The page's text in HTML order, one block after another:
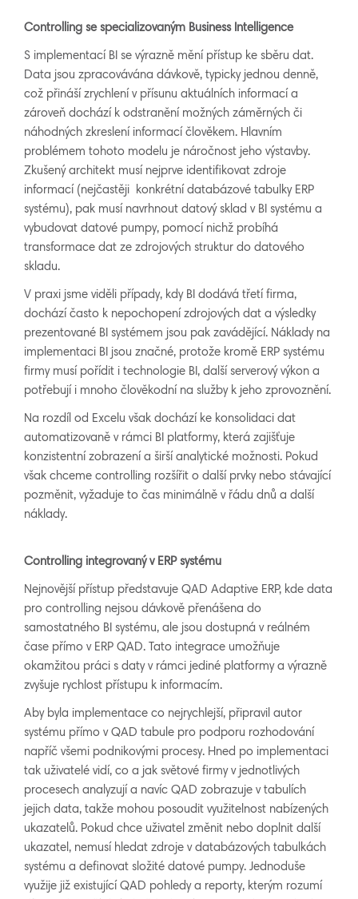
Controlling se specializovaným Business Intelligence
S implementací BI se výrazně mění přístup ke sběru dat.
Data jsou zpracovávána dávkově, typicky jednou denně,
což přináší zrychlení v přísunu aktuálních informací a
zároveň dochází k odstranění možných záměrných či
náhodných zkreslení informací člověkem. Hlavním
problémem tohoto modelu je náročnost jeho výstavby.
Zkušený architekt musí nejprve identifikovat zdroje
informací (nejčastěji konkrétní databázové tabulky ERP
systému), pak musí navrhnout datový sklad v BI systému a
vybudovat datové pumpy, pomocí nichž probíhá
transformace dat ze zdrojových struktur do datového
skladu.
V praxi jsme viděli případy, kdy BI dodává třetí firma,
dochází často k nepochopení zdrojových dat a výsledky
prezentované BI systémem jsou pak zavádějící. Náklady na
implementaci BI jsou značné, protože kromě ERP systému
firmy musí pořídit i technologie BI, další serverový výkon a
potřebují i mnoho člověkodní na služby k jeho zprovoznění.
Na rozdíl od Excelu však dochází ke konsolidaci dat
automatizovaně v rámci BI platformy, která zajišťuje
konzistentní zobrazení a širší analytické možnosti. Pokud
však chceme controlling rozšířit o další prvky nebo stávající
pozměnit, vyžaduje to čas minimálně v řádu dnů a další
náklady.
Controlling integrovaný v ERP systému
Nejnovější přístup představuje QAD Adaptive ERP, kde data
pro controlling nejsou dávkově přenášena do
samostatného BI systému, ale jsou dostupná v reálném
čase přímo v ERP QAD. Tato integrace umožňuje
okamžitou práci s daty v rámci jediné platformy a výrazně
zvyšuje rychlost přístupu k informacím.
Aby byla implementace co nejrychlejší, připravil autor
systému přímo v QAD tabule pro podporu rozhodování
napříč všemi podnikovými procesy. Hned po implementaci
tak uživatelé vidí, co a jak světové firmy v jednotlivých
procesech analyzují a navíc QAD zobrazuje v tabulích
jejich data, takže mohou posoudit využitelnost nabízených
ukazatelů. Pokud chce uživatel změnit nebo doplnit další
ukazatel, nemusí hledat zdroje v databázových tabulkách
systému a definovat složité datové pumpy. Jednoduše
využije již existující QAD pohledy a reporty, kterým rozumí